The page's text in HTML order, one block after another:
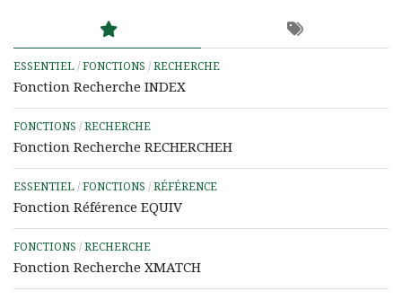
ESSENTIEL / FONCTIONS / RECHERCHE
Fonction Recherche INDEX
FONCTIONS / RECHERCHE
Fonction Recherche RECHERCHEH
ESSENTIEL / FONCTIONS / RÉFÉRENCE
Fonction Référence EQUIV
FONCTIONS / RECHERCHE
Fonction Recherche XMATCH